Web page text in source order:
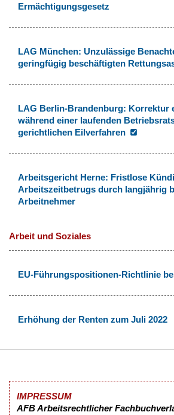
Ermächtigungsgesetz
LAG München: Unzulässige
geringfügig beschäftigten
LAG Berlin-Brandenburg: Korrektur
während einer laufenden
gerichtlichen Eilverfahren
Arbeitsgericht Herne: Fristlose
Arbeitszeitbetrugs durch langjährig
Arbeitnehmer
Arbeit und Soziales
EU-Führungspositionen-Richtlinie
Erhöhung der Renten zum Juli 2022
IMPRESSUM
AFB Arbeitsrechtlicher